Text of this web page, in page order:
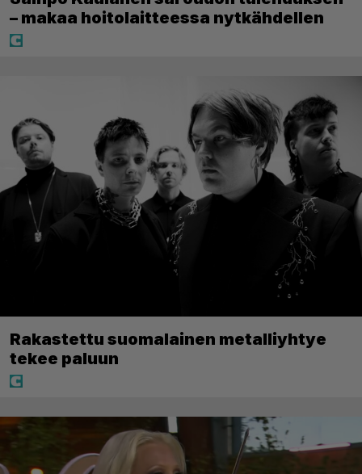
– makaa hoitolaitteessa nytkähdellen
Rakastettu suomalainen metalliyhtye
tekee paluun